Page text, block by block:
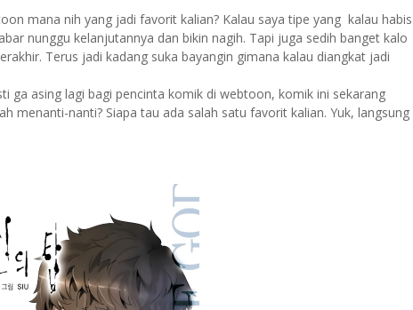
mana nih yang jadi favorit kalian? Kalau saya tipe yang kalau habis
nunggu kelanjutannya dan bikin nagih. Tapi juga sedih banget kalo
Terus jadi kadang suka bayangin gimana kalau diangkat jadi
ga asing lagi bagi pencinta komik di webtoon, komik ini sekarang
menanti-nanti? Siapa tau ada salah satu favorit kalian. Yuk, langsung